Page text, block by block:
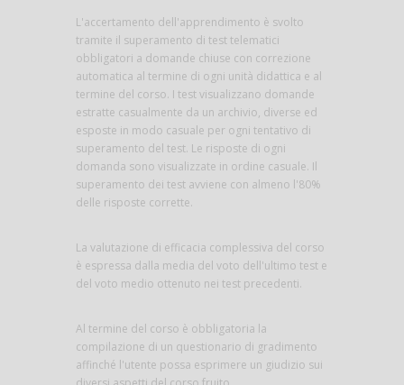
L'accertamento dell'apprendimento è svolto
tramite il superamento di test telematici
obbligatori a domande chiuse con correzione
automatica al termine di ogni unità didattica e al
termine del corso. I test visualizzano domande
estratte casualmente da un archivio, diverse ed
esposte in modo casuale per ogni tentativo di
superamento del test. Le risposte di ogni
domanda sono visualizzate in ordine casuale. Il
superamento dei test avviene con almeno l'80%
delle risposte corrette.
La valutazione di efficacia complessiva del corso
è espressa dalla media del voto dell'ultimo test e
del voto medio ottenuto nei test precedenti.
Al termine del corso è obbligatoria la
compilazione di un questionario di gradimento
affinché l'utente possa esprimere un giudizio sui